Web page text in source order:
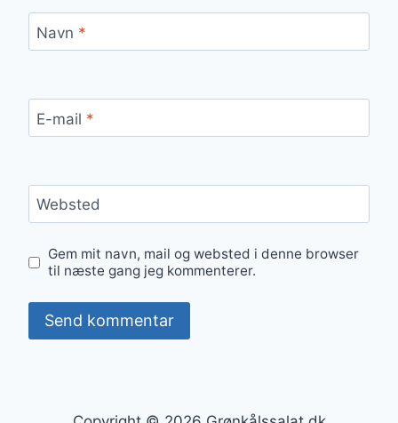
Navn *
E-mail *
Websted
Gem mit navn, mail og websted i denne browser
til næste gang jeg kommenterer.